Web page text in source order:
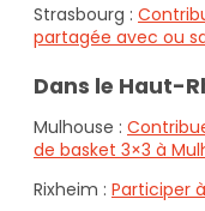
Strasbourg :
partagée avec ou
Dans le Haut-
Mulhouse :
de basket 3×3 à
Rixheim : Participer